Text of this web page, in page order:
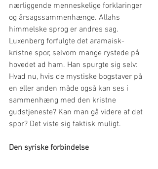
nærliggende menneskelige forklaringer
og årsagssammenhænge. Allahs
himmelske sprog er andres sag.
Luxenberg forfulgte det aramaisk-
kristne spor, selvom mange rystede på
hovedet ad ham. Han spurgte sig selv:
Hvad nu, hvis de mystiske bogstaver på
en eller anden måde også kan ses i
sammenhæng med den kristne
gudstjeneste? Kan man gå videre af det
spor? Det viste sig faktisk muligt.
Den syriske forbindelse